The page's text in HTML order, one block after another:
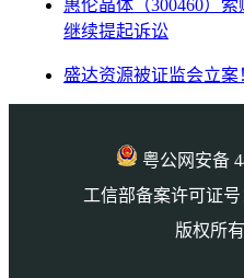
惠伦晶体（300460）
继续提起诉讼
盛达资源被证监会立
粤公网安备
工信部备案许可证号
版权所